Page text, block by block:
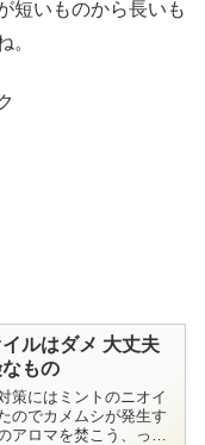
短いものから長いも
。
ルはダメ 大丈夫
もの
策にはミントのニオイ
のでカメムシが発生す
アロマを焚こう、っと